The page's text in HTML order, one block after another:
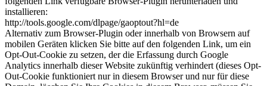
installieren:
http://tools.google.com/dlpage/gaoptout?hl=de
Alternativ zum Browser-Plugin oder innerhalb von Browsern auf
mobilen Geräten klicken Sie bitte auf den folgenden Link, um ein
Opt-Out-Cookie zu setzen, der die Erfassung durch Google
Analytics innerhalb dieser Website zukünftig verhindert (dieses Opt-
Out-Cookie funktioniert nur in diesem Browser und nur für diese